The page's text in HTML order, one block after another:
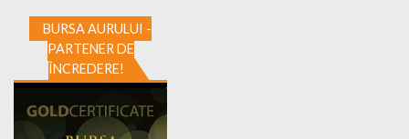
BURSA AURULUI -
PARTENER DE
ÎNCREDERE!